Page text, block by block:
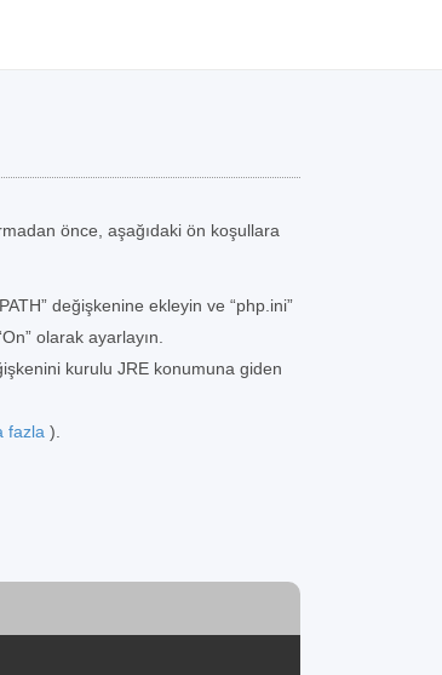
önce, aşağıdaki ön koşullara
değişkenine ekleyin ve “php.ini”
olarak ayarlayın.
kurulu JRE konumuna giden
fazla ).